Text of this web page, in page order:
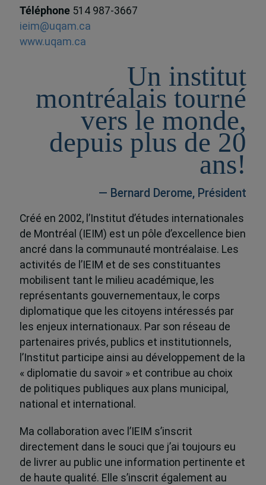
Téléphone 514 987-3667
ieim@uqam.ca
www.uqam.ca
Un institut
montréalais tourné
vers le monde,
depuis plus de 20
ans!
— Bernard Derome, Président
Créé en 2002, l’Institut d’études internationales
de Montréal (IEIM) est un pôle d’excellence bien
ancré dans la communauté montréalaise. Les
activités de l’IEIM et de ses constituantes
mobilisent tant le milieu académique, les
représentants gouvernementaux, le corps
diplomatique que les citoyens intéressés par
les enjeux internationaux. Par son réseau de
partenaires privés, publics et institutionnels,
l’Institut participe ainsi au développement de la
« diplomatie du savoir » et contribue au choix
de politiques publiques aux plans municipal,
national et international.
Ma collaboration avec l’IEIM s’inscrit
directement dans le souci que j’ai toujours eu
de livrer au public une information pertinente et
de haute qualité. Elle s’inscrit également au